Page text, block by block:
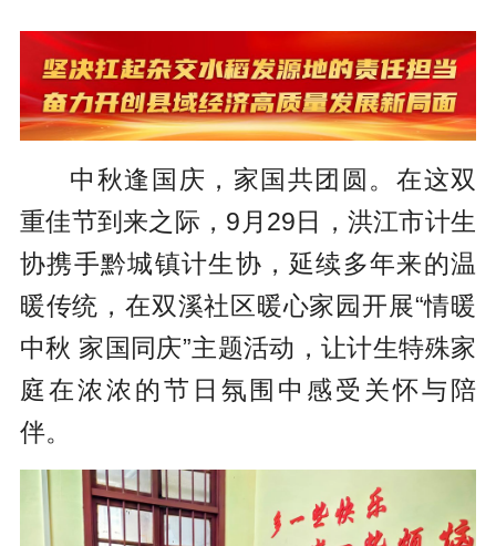
中秋逢国庆，家国共团圆。在这双
重佳节到来之际，9月29日，洪江市计生
协携手黔城镇计生协，延续多年来的温
暖传统，在双溪社区暖心家园开展“情暖
中秋 家国同庆”主题活动，让计生特殊家
庭在浓浓的节日氛围中感受关怀与陪
伴。